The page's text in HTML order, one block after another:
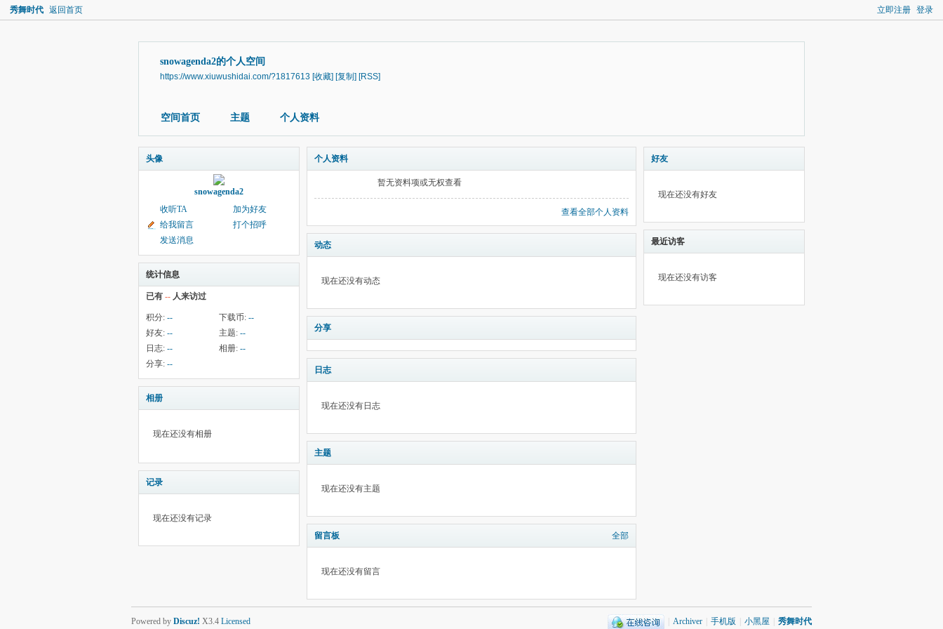
立即注册 登录
秀舞时代 返回首页
snowagenda2的个人空间
https://www.xiuwushidai.com/?1817613 [收藏] [复制] [RSS]
空间首页 主题 个人资料
头像
snowagenda2
收听TA
加为好友
给我留言
打个招呼
发送消息
统计信息
已有 -- 人来访过
积分: -- 下载币: --
好友: -- 主题: --
日志: -- 相册: --
分享: --
相册
现在还没有相册
记录
现在还没有记录
个人资料
暂无资料项或无权查看
查看全部个人资料
动态
现在还没有动态
分享
日志
现在还没有日志
主题
现在还没有主题
留言板 全部
现在还没有留言
好友
现在还没有好友
最近访客
现在还没有访客
Archiver 手机版 小黑屋 秀舞时代
Powered by Discuz! X3.4 Licensed